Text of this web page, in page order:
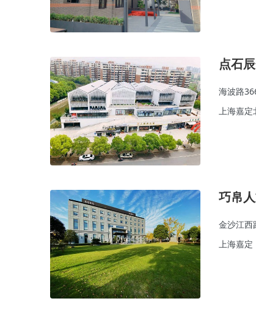
点石
海波路
上海嘉定
巧帛
金沙江西
上海嘉定